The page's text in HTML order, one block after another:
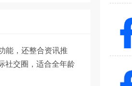
能，还整合资讯推
社交圈，适合全年龄